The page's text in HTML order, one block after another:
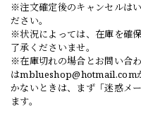
※注文確定後のキャンセルは
ださい。
※状況によっては、在庫を確
了承くださいませ。
※在庫切れの場合とお問い合
はmblueshop@hotmail.com
かないときは、まず「迷惑メ
ます。